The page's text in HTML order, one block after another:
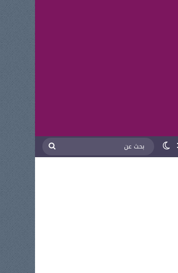
مقال عشوائي
الوضع المظلم
بحث